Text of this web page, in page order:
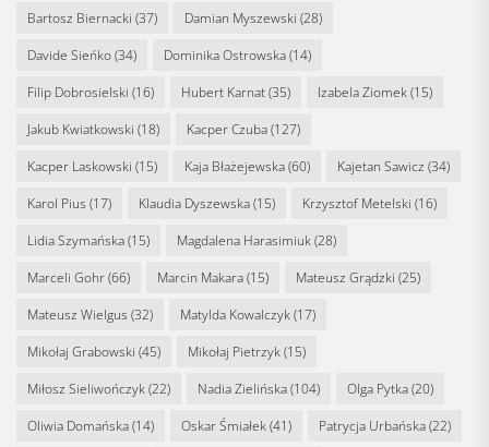
Bartosz Biernacki (37) Damian Myszewski (28)
Davide Sieńko(34) Dominika Ostrowska(14)
Filip Dobrosielski (16) Hubert Karnat(35) Izabela Ziomek(15)
Jakub Kwiatkowski (18) Kacper Czuba(127)
Kacper Laskowski (15) Kaja Błażejewska(60) Kajetan Sawicz (34)
Karol Pius (17) Klaudia Dyszewska(15) Krzysztof Metelski (16)
Lidia Szymańska(15) Magdalena Harasimiuk(28)
Marceli Gohr(66) Marcin Makara(15) Mateusz Grądzki (25)
Mateusz Wielgus (32) Matylda Kowalczyk(17)
Mikołaj Grabowski (45) Mikołaj Pietrzyk(15)
Miłosz Sieliwończyk(22) Nadia Zielińska(104) Olga Pytka(20)
Oliwia Domańska(14) Oskar Śmiałek(41) Patrycja Urbańska(22)